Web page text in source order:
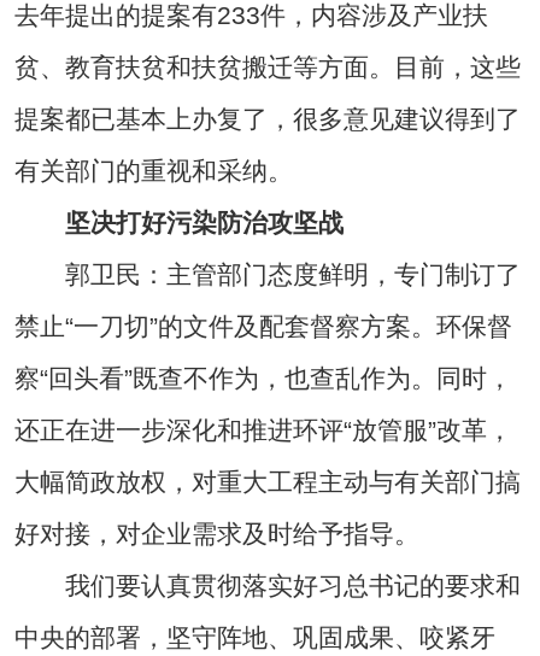
去年提出的提案有233件，内容涉及产业扶
贫、教育扶贫和扶贫搬迁等方面。目前，这些
提案都已基本上办复了，很多意见建议得到了
有关部门的重视和采纳。
坚决打好污染防治攻坚战
郭卫民：主管部门态度鲜明，专门制订了
禁止“一刀切”的文件及配套督察方案。环保督
察“回头看”既查不作为，也查乱作为。同时，
还正在进一步深化和推进环评“放管服”改革，
大幅简政放权，对重大工程主动与有关部门搞
好对接，对企业需求及时给予指导。
我们要认真贯彻落实好习总书记的要求和
中央的部署，坚守阵地、巩固成果、咬紧牙